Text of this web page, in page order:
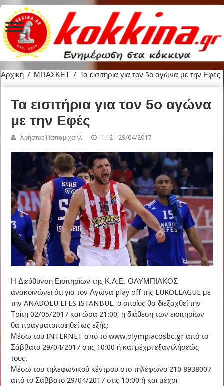
Αρχική / ΜΠΑΣΚΕΤ / Τα εισιτήρια για τον 5ο αγώνα με την Εφές
Τα εισιτήρια για τον 5ο αγώνα
με την Εφές
Χρήστος Παπαμιχαήλ 1:12 - 29/04/2017
Η Διεύθυνση Εισιτηρίων της Κ.Α.Ε. ΟΛΥΜΠΙΑΚΟΣ
ανακοινώνει ότι για τον Αγώνα play off της EUROLEAGUE με
την ANADOLU EFES ISTANBUL, ο οποίος θα διεξαχθεί την
Τρίτη 02/05/2017 και ώρα 21:00, η διάθεση των εισιτηρίων
θα πραγματοποιηθεί ως εξής:
Μέσω του INTERNET από το www.olympiacosbc.gr από το
Σάββατο 29/04/2017 στις 10:00 ή και μέχρι εξαντλήσεώς
τους.
Μέσω του τηλεφωνικού κέντρου στο τηλέφωνο 210 8938007
από το Σάββατο 29/04/2017 στις 10:00 ή και μέχρι